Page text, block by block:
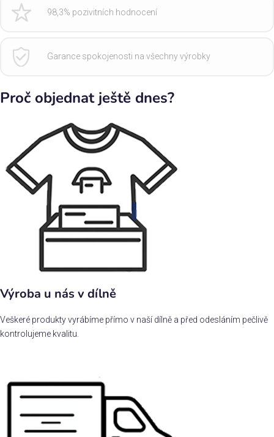
98,3% pozivitních hodnocení
Garance spokojenosti na všechny výrobky
Proč objednat ještě dnes?
Výroba u nás v dílně
Veškeré produkty vyrábíme přímo v naší dílně a před odesláním pečlivě
kontrolujeme kvalitu.